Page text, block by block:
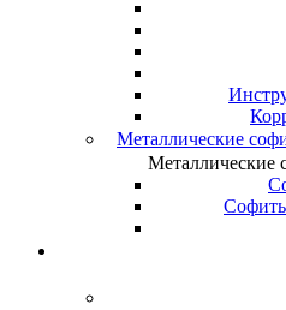
Металлические
Металлические